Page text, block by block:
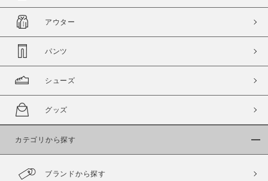
アウター
パンツ
シューズ
グッズ
カテゴリから探す
ブランドから探す